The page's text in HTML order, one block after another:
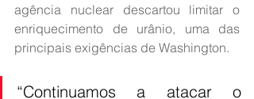
agência nuclear descartou limitar o
enriquecimento de urânio, uma das
principais exigências de Washington.
“Continuamos a atacar o